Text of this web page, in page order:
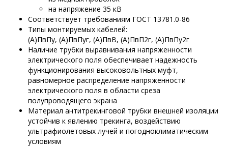
на напряжение 35 кВ
Соответствует требованиям ГОСТ 13781.0-86
Типы монтируемых кабелей:
(А)ПвПу, (А)ПвПуг, (А)ПвВ, (А)ПвП2г, (А)ПвПу2г
Наличие трубки выравнивания напряженности
электрического поля обеспечивает надежность
функционирования высоковольтных муфт,
равномерное распределение напряженности
электрического поля в области среза
полупроводящего экрана
Материал антитрекинговой трубки внешней изоляции
устойчив к явлению трекинга, воздействию
ультрафиолетовых лучей и погодноклиматическим
условиям